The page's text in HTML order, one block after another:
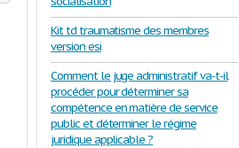
Kit td traumatisme des membres
version esi
Comment le juge administratif va-t-il
procéder pour déterminer sa
compétence en matière de service
public et déterminer le régime
juridique applicable ?